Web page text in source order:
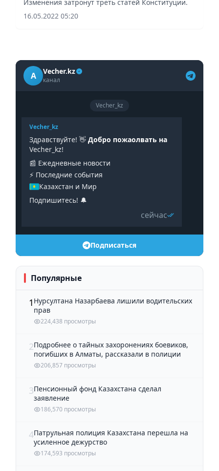
Изменения затронут треть статей Конституции.
16.05.2022 05:20
A Vecher.kz
канал
Vecher_kz
Vecher_kz
Здравствуйте! 👋 Добро пожаолвать на
Vecher_kz!
📰 Ежедневные новости
⚡️ Последние события
Казахстан и Мир
Подпишитесь! 🔔
сейчас
Подписаться
Популярные
1 Нурсултана Назарбаева лишили водительских
прав
224,438 просмотры
2Подробнее о тайных захоронениях боевиков,
погибших в Алматы, рассказали в полиции
206,857 просмотры
3Пенсионный фонд Казахстана сделал
заявление
186,570 просмотры
4Патрульная полиция Казахстана перешла на
усиленное дежурство
174,593 просмотры